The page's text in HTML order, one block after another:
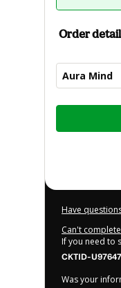
Order
Aura Mind
Total
Have
Can't
If you need to
CKTID-
Was your